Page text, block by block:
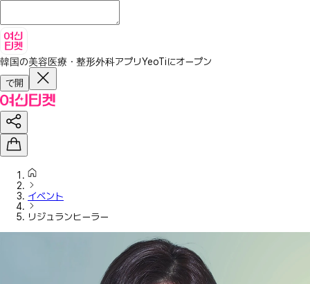
韓国の美容医療・整形外科アプリYeoTiにオープン
で開
イベント
リジュランヒーラー